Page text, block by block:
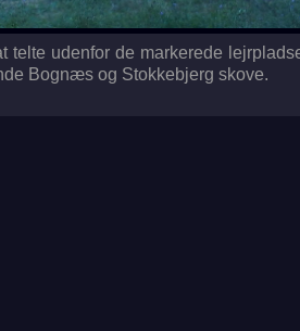
telte udenfor de markerede
Bognæs og Stokkebjerg skove.